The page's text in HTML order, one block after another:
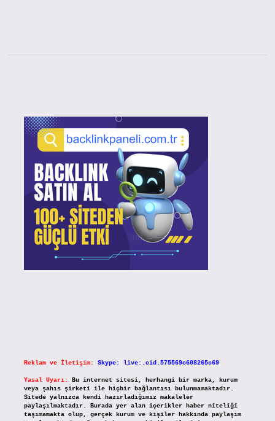
Reklam ve İletişim: Skype: live:.cid.575569c608265c69
Yasal Uyarı:
Bu internet sitesi, herhangi bir marka, kurum
veya şahıs şirketi ile hiçbir bağlantısı bulunmamaktadır.
Sitede yalnızca kendi hazırladığımız makaleler
paylaşılmaktadır. Burada yer alan içerikler haber niteliği
taşımamakta olup, gerçek kurum ve kişiler hakkında paylaşım